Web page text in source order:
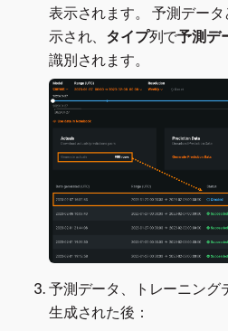
表示されます。 予測デー
示され、 タイプ列で予測デ
識別されます。
予測データ、トレーニング
生成された後：